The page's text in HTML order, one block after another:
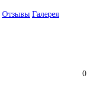
Отзывы Галерея
0